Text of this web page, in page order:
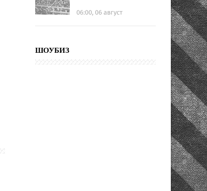
06:00, 06 август
ШОУБИЗ